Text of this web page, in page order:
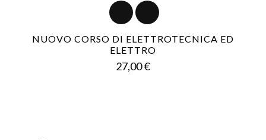
NUOVO CORSO DI ELETTROTECNICA ED
ELETTRO
27,00 €Prezzo